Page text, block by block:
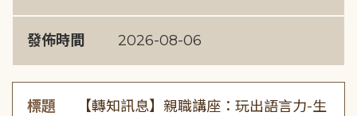
發佈時間 2026-08-06
標題
【轉知訊息】親職講座：玩出語言力-生